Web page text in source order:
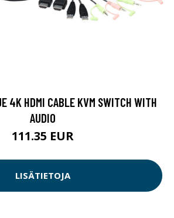
4K HDMI CABLE KVM SWITCH WITH
AUDIO
111.35 EUR
LISÄTIETOJA